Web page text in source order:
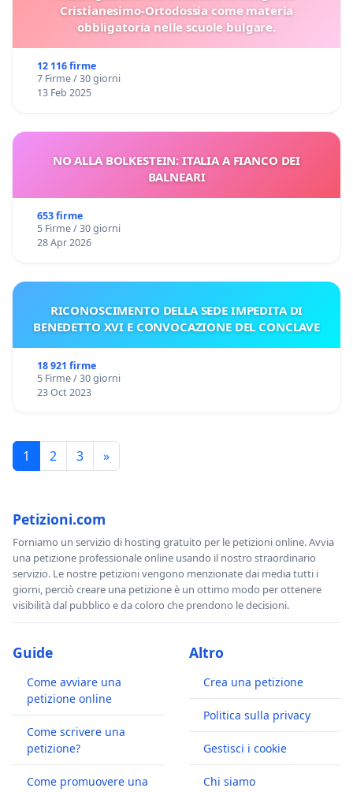
Cristianesimo-Ortodossia come materia
obbligatoria nelle scuole bulgare.
12 116 firme
7 Firme / 30 giorni
13 Feb 2025
NO ALLA BOLKESTEIN: ITALIA A FIANCO DEI
BALNEARI
653 firme
5 Firme / 30 giorni
28 Apr 2026
RICONOSCIMENTO DELLA SEDE IMPEDITA DI
BENEDETTO XVI E CONVOCAZIONE DEL CONCLAVE
18 921 firme
5 Firme / 30 giorni
23 Oct 2023
1 2 3 »
Petizioni.com
Forniamo un servizio di hosting gratuito per le petizioni online. Avvia
una petizione professionale online usando il nostro straordinario
servizio. Le nostre petizioni vengono menzionate dai media tutti i
giorni, perciò creare una petizione è un ottimo modo per ottenere
visibilità dal pubblico e da coloro che prendono le decisioni.
Guide
Come avviare una
petizione online
Come scrivere una
petizione?
Come promuovere una
Altro
Crea una petizione
Politica sulla privacy
Gestisci i cookie
Chi siamo